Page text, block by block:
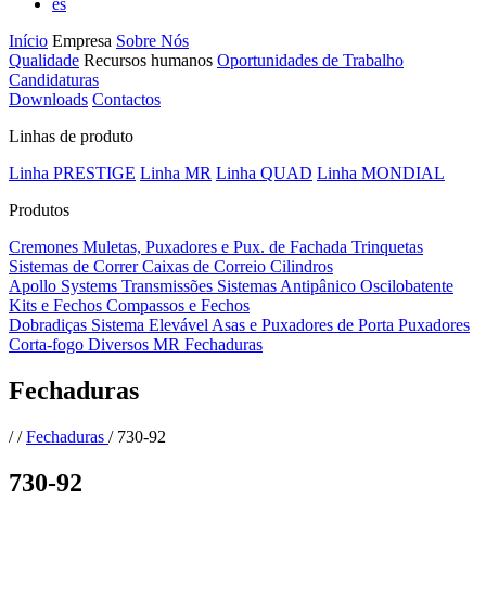
es
Início Empresa Sobre Nós
Qualidade Recursos humanos Oportunidades de Trabalho
Candidaturas
Downloads Contactos
Linhas de produto
Linha PRESTIGE Linha MR Linha QUAD Linha MONDIAL
Produtos
Cremones Muletas, Puxadores e Pux. de Fachada Trinquetas
Sistemas de CorrerCaixas de Correio Cilindros
Apollo Systems Transmissões Sistemas Antipânico Oscilobatente
Kits e Fechos Compassos e Fechos
Dobradiças Sistema Elevável Asas e Puxadores de Porta Puxadores
Corta-fogo Diversos MR Fechaduras
Fechaduras
//Fechaduras / 730-92
730-92